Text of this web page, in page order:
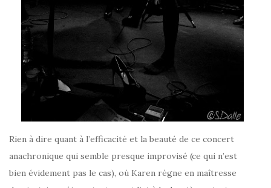
Rien à dire quant à l’efficacité et la beauté de ce concert
anachronique qui semble presque improvisé (ce qui n’est
bien évidement pas le cas), où Karen règne en maîtresse